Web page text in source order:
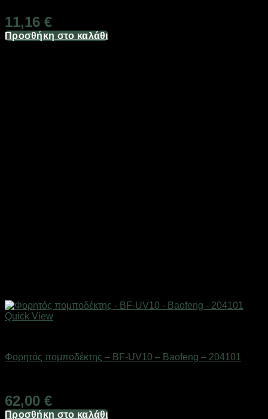
11,16 €
Προσθήκη στο καλάθι
Quick View
Φορητός πομποδέκτης – BF-UV10 – Baofeng – 204101
62,00 €
Προσθήκη στο καλάθι